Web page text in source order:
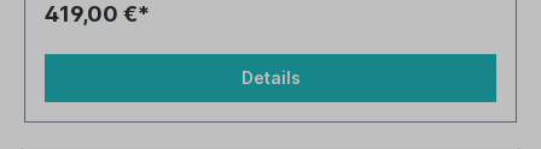
419,00 €*
Details